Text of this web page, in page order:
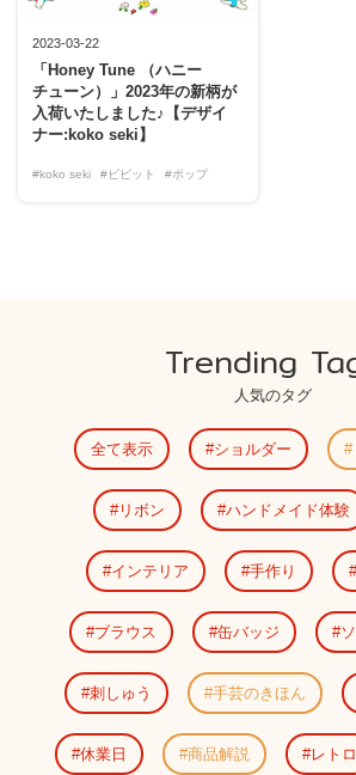
2023-03-22
「Honey Tune （ハニー
チューン）」2023年の新柄が
入荷いたしました♪【デザイ
ナー:koko seki】
#koko seki #ビビット #ポップ
Trending
人気のタグ
全て表示 ショルダー
リボン ハンドメイド体験
インテリア 手作り
ブラウス 缶バッジ
刺しゅう 手芸のきほん
休業日 商品解説 レトロ